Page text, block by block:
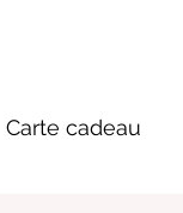
Carte cadeau